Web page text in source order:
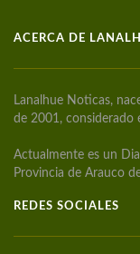
ACERCA DE
Lanalhue Noticas,
de 2001, considerado
Actualmente es un
Provincia de Arauco
REDES SOCIALES